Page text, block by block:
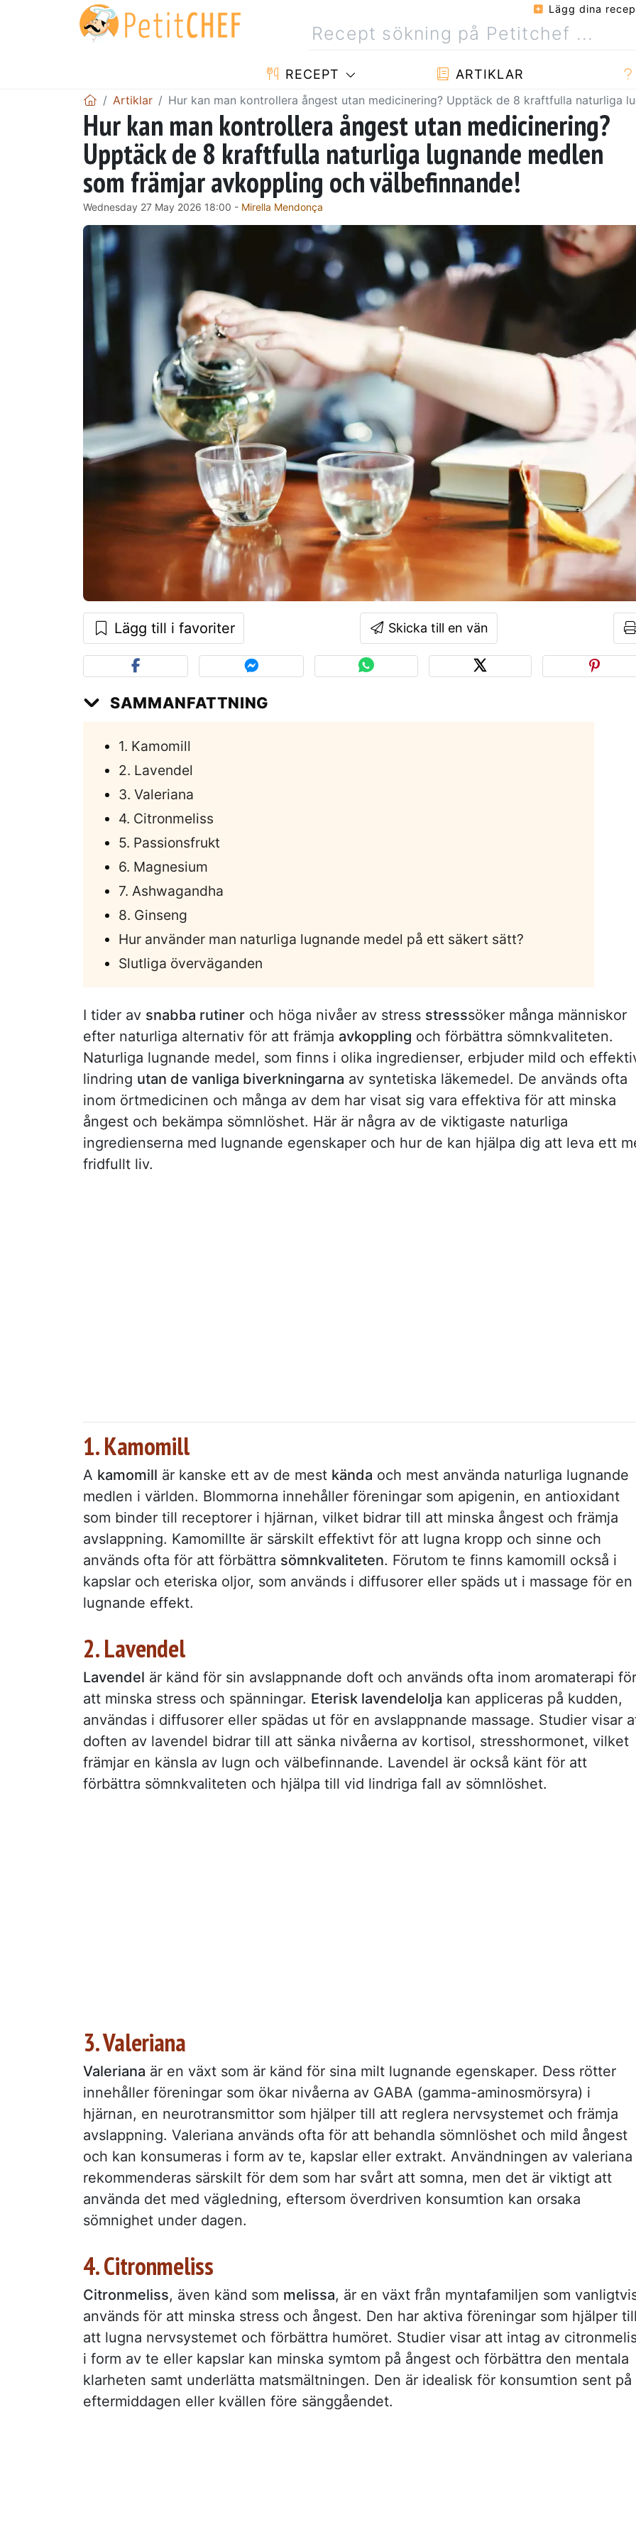
Lägg dina
RECEPT ARTIKLAR
Artiklar Hur kan man kontrollera ångest utan medicinering? Upptäck de 8 kraftfulla naturliga
Hur kan man kontrollera ångest utan medicinering?
Upptäck de 8 kraftfulla naturliga lugnande medlen
som främjar avkoppling och välbefinnande!
Wednesday 27 May 2026 18:00 - Mirella Mendonça
Lägg till i favoriter Skicka till en vän
SAMMANFATTNING
1. Kamomill
2. Lavendel
3. Valeriana
4. Citronmeliss
5. Passionsfrukt
6. Magnesium
7. Ashwagandha
8. Ginseng
Hur använder man naturliga lugnande medel på ett säkert sätt?
Slutliga överväganden
I tider av snabba rutiner och höga nivåer av stress stresssöker många människor
efter naturliga alternativ för att främja avkoppling och förbättra sömnkvaliteten.
Naturliga lugnande medel, som finns i olika ingredienser, erbjuder mild och
lindring utan de vanliga biverkningarna av syntetiska läkemedel. De används ofta
inom örtmedicinen och många av dem har visat sig vara effektiva för att minska
ångest och bekämpa sömnlöshet. Här är några av de viktigaste naturliga
ingredienserna med lugnande egenskaper och hur de kan hjälpa dig att leva ett
fridfullt liv.
1. Kamomill
A kamomill är kanske ett av de mest kända och mest använda naturliga lugnande
medlen i världen. Blommorna innehåller föreningar som apigenin, en antioxidant
som binder till receptorer i hjärnan, vilket bidrar till att minska ångest och främja
avslappning. Kamomillte är särskilt effektivt för att lugna kropp och sinne och
används ofta för att förbättra sömnkvaliteten. Förutom te finns kamomill också i
kapslar och eteriska oljor, som används i diffusorer eller späds ut i massage för en
lugnande effekt.
2. Lavendel
Lavendel är känd för sin avslappnande doft och används ofta inom aromaterapi för
att minska stress och spänningar. Eterisk lavendelolja kan appliceras på kudden,
användas i diffusorer eller spädas ut för en avslappnande massage. Studier visar
doften av lavendel bidrar till att sänka nivåerna av kortisol, stresshormonet, vilket
främjar en känsla av lugn och välbefinnande. Lavendel är också känt för att
förbättra sömnkvaliteten och hjälpa till vid lindriga fall av sömnlöshet.
3. Valeriana
Valeriana är en växt som är känd för sina milt lugnande egenskaper. Dess rötter
innehåller föreningar som ökar nivåerna av GABA (gamma-aminosmörsyra) i
hjärnan, en neurotransmittor som hjälper till att reglera nervsystemet och främja
avslappning. Valeriana används ofta för att behandla sömnlöshet och mild ångest
och kan konsumeras i form av te, kapslar eller extrakt. Användningen av valeriana
rekommenderas särskilt för dem som har svårt att somna, men det är viktigt att
använda det med vägledning, eftersom överdriven konsumtion kan orsaka
sömnighet under dagen.
4. Citronmeliss
Citronmeliss, även känd som melissa, är en växt från myntafamiljen som
används för att minska stress och ångest. Den har aktiva föreningar som hjälper till
att lugna nervsystemet och förbättra humöret. Studier visar att intag av
i form av te eller kapslar kan minska symtom på ångest och förbättra den mentala
klarheten samt underlätta matsmältningen. Den är idealisk för konsumtion sent på
eftermiddagen eller kvällen före sänggåendet.